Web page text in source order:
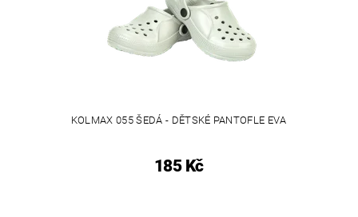
KOLMAX 055 ŠEDÁ - DĚTSKÉ PANTOFLE EVA
185 Kč